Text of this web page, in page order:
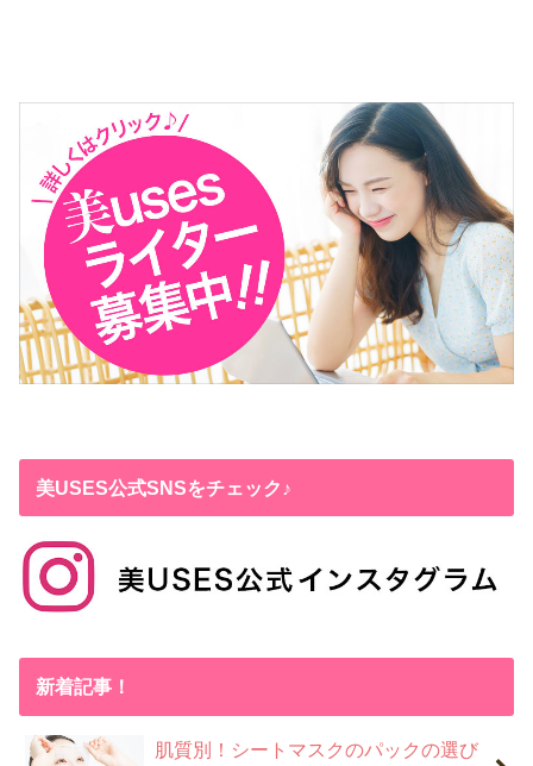
美USES公式SNSをチェック♪
新着記事！
肌質別！シートマスクのパックの選び